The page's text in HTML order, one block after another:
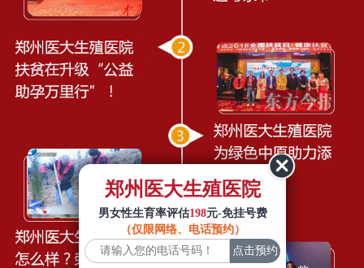
郑州医大生殖医院
男女性生育率评估198元-免挂号费
（仅限网络、电话预约）